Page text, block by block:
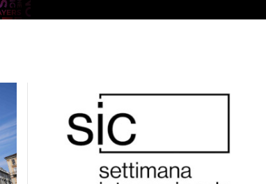
Privacy Cookie policy Whistleblowing